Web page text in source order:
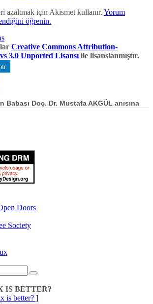
azaltmak için Akismet kullanır. Yorum
öğrenin.
Creative Commons Attribution-
3.0 Unported Lisansı ile lisanslanmıştır.
Babası Doç. Dr. Mustafa AKGÜL anısına
IS BETTER?